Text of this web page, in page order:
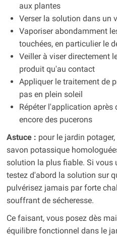
aux plantes
Verser la solution dans un
Vaporiser abondamment
touchées, en particulier le
Veiller à viser directement
produit qu'au contact
Appliquer le traitement de
pas en plein soleil
Répéter l'application après
encore des pucerons
Astuce : pour le jardin
savon potassique
solution la plus fiable. Si vous
testez d'abord la solution sur
pulvérisez jamais par forte
souffrant de sécheresse.
Ce faisant, vous posez dès
équilibre fonctionnel dans le